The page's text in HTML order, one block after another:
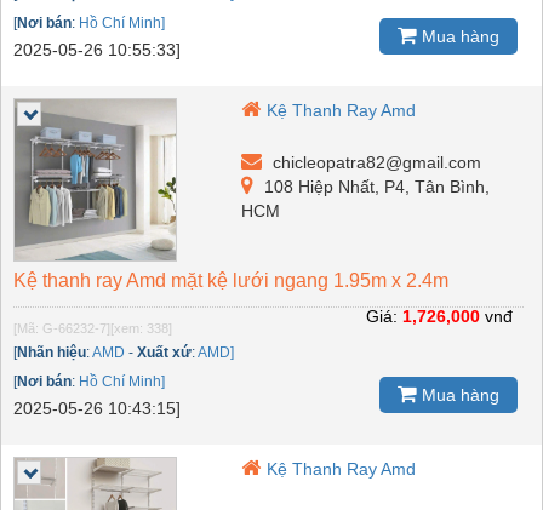
[Nơi bán: Hồ Chí Minh]
2025-05-26 10:55:33]
Mua hàng
Kệ Thanh Ray Amd
chicleopatra82@gmail.com
108 Hiệp Nhất, P4, Tân Bình,
HCM
Kệ thanh ray Amd mặt kệ lưới ngang 1.95m x 2.4m
[Mã: G-66232-7] [xem: 338]
[Nhãn hiệu:AMD - Xuất xứ:AMD]
[Nơi bán: Hồ Chí Minh]
2025-05-26 10:43:15]
Giá: 1,726,000 vnđ
Mua hàng
Kệ Thanh Ray Amd